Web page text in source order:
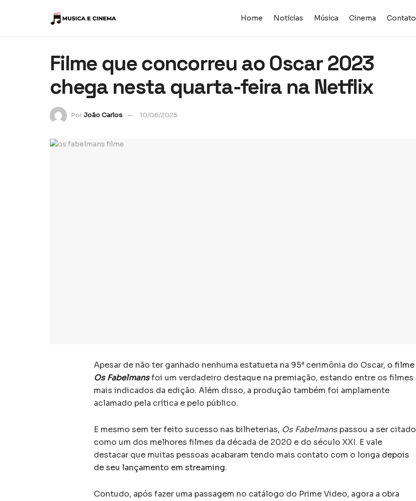
Home Notícias Música Cinema Contato
Filme que concorreu ao Oscar 2023
chega nesta quarta-feira na Netflix
PorJoão Carlos 10/06/2025
Apesar de não ter ganhado nenhuma estatueta na 95ª cerimônia do Oscar, o filme
Os Fabelmansfoi um verdadeiro destaque na premiação, estando entre os filmes
mais indicados da edição. Além disso, a produção também foi amplamente
aclamado pela crítica e pelo público.
E mesmo sem ter feito sucesso nas bilheterias, Os Fabelmans passou a ser citado
como um dos melhores filmes da década de 2020 e do século XXI. E vale
destacar que muitas pessoas acabaram tendo mais contato com o longa depois
de seu lançamento em streaming.
Contudo, após fazer uma passagem no catálogo do Prime Video, agora a obra